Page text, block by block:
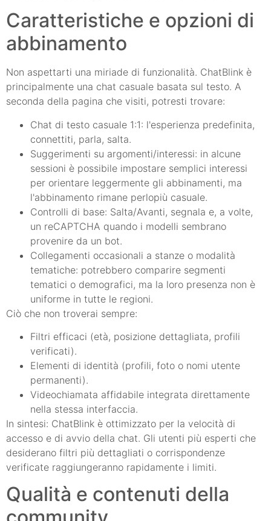
Caratteristiche e opzioni di
abbinamento
Non aspettarti una miriade di funzionalità. ChatBlink è
principalmente una chat casuale basata sul testo. A
seconda della pagina che visiti, potresti trovare:
Chat di testo casuale 1:1: l'esperienza predefinita,
connettiti, parla, salta.
Suggerimenti su argomenti/interessi: in alcune
sessioni è possibile impostare semplici interessi
per orientare leggermente gli abbinamenti, ma
l'abbinamento rimane perlopiù casuale.
Controlli di base: Salta/Avanti, segnala e, a volte,
un reCAPTCHA quando i modelli sembrano
provenire da un bot.
Collegamenti occasionali a stanze o modalità
tematiche: potrebbero comparire segmenti
tematici o demografici, ma la loro presenza non è
uniforme in tutte le regioni.
Ciò che non troverai sempre:
Filtri efficaci (età, posizione dettagliata, profili
verificati).
Elementi di identità (profili, foto o nomi utente
permanenti).
Videochiamata affidabile integrata direttamente
nella stessa interfaccia.
In sintesi: ChatBlink è ottimizzato per la velocità di
accesso e di avvio della chat. Gli utenti più esperti che
desiderano filtri più dettagliati o corrispondenze
verificate raggiungeranno rapidamente i limiti.
Qualità e contenuti della